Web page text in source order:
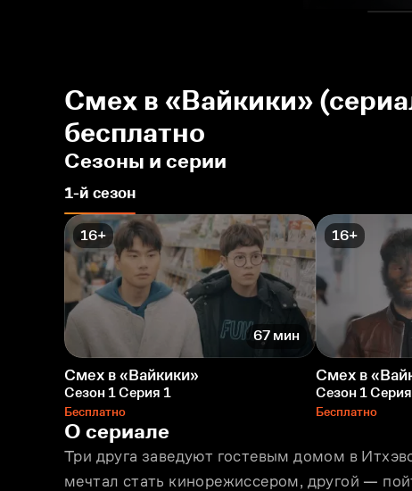
Смех в «Вайкики»
бесплатно
Сезоны и серии
1-й сезон
16+
67 мин
Смех в «Вайкики»
Сезон 1 Серия 1
Бесплатно
16+
Смех в
Сезон 1
Бесплатно
О сериале
Три друга заведуют гостевым домом в
мечтал стать кинорежиссeром, другой —